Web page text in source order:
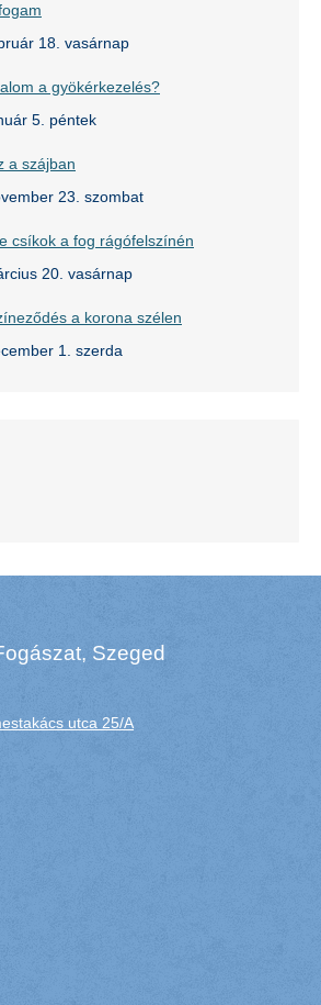
18. vasárnap
a gyökérkezelés?
5. péntek
a szájban
23. szombat
csíkok a fog rágófelszínén
20. vasárnap
a korona szélen
1. szerda
Szeged
utca 25/A